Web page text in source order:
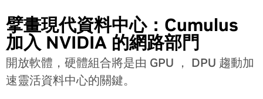
擘畫現代資料中心：Cumulus
加入 NVIDIA 的網路部門
開放軟體，硬體組合將是由 GPU ， DPU 趨動加
速靈活資料中心的關鍵。